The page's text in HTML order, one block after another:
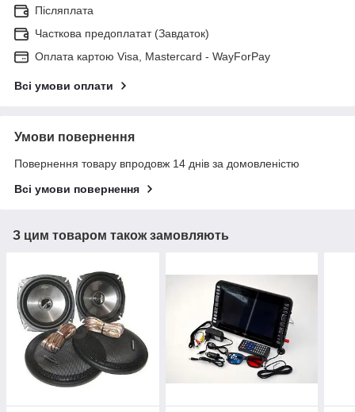
Післяплата
Часткова предоплатат (Завдаток)
Оплата картою Visa, Mastercard - WayForPay
Всі умови оплати
Умови повернення
Повернення товару впродовж 14 днів за домовленістю
Всі умови повернення
З цим товаром також замовляють